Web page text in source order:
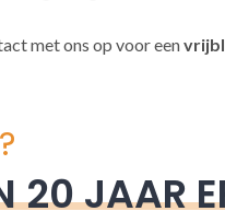
met ons op voor een
20 JAAR